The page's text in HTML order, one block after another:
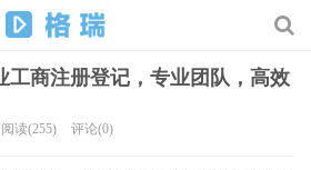
工商注册登记，专业团队，高效
阅读(255) 评论(0)